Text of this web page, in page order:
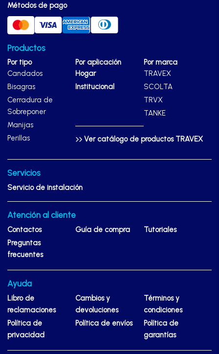
Métodos de pago
Productos
Por tipo
Candados
Bisagras
Cerradura de
Sobreponer
Manijas
Perillas
Por aplicación
Hogar
Institucional
Por marca
TRAVEX
SCOLTA
TRVX
TANKE
Ver catálogo de productos TRAVEX
Servicios
Servicio de instalación
Atención al cliente
Contactos Guía de compra
Tutoriales
Preguntas
frecuentes
Ayuda
Libro de
reclamaciones
Cambios y
devoluciones
Términos y
condiciones
Política de
privacidad
Política de envíos
Política de
garantías